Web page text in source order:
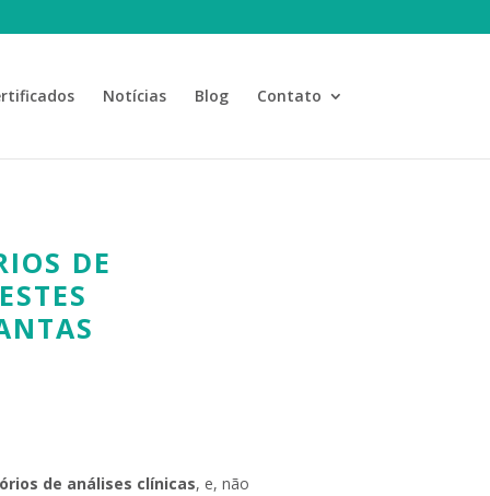
Notícias Blog Contato
DE
de análises clínicas, e, não